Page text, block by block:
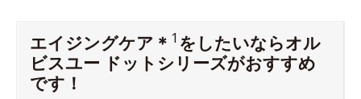
エイジングケア＊ 1 をしたいならオル
ビスユー ドットシリーズがおすすめ
です！